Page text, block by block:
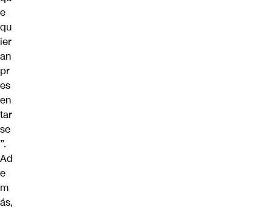
e
qu
ier
an
pr
es
en
tar
se
”.
Ad
e
m
ás,